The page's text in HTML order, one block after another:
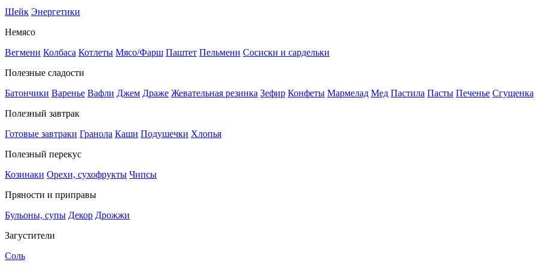
Шейк Энергетики
Немясо
Вегмени Колбаса Котлеты Мясо/Фарш Паштет Пельмени Сосиски и сардельки
Полезные сладости
Батончики Варенье Вафли Джем Драже Жевательная резинка Зефир Конфеты Мармелад Мед Пастила Пасты Печенье Сгущенка
Полезный завтрак
Готовые завтраки Гранола Каши Подушечки Хлопья
Полезный перекус
Козинаки Орехи, сухофрукты Чипсы
Пряности и приправы
Бульоны, супы Декор Дрожжи
Загустители
Соль